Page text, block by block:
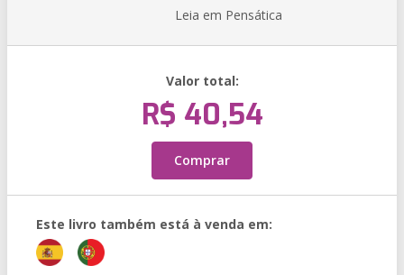
Leia em Pensática
Valor total:
R$ 40,54
Comprar
Este livro também está à venda em: